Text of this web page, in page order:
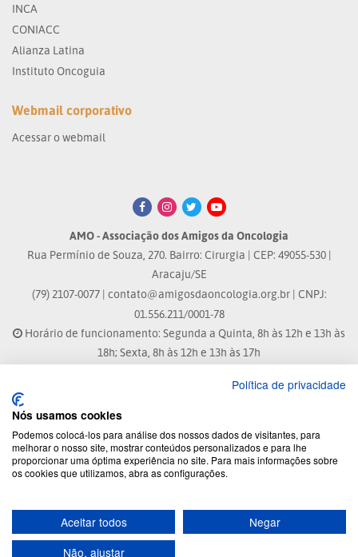
INCA
CONIACC
Alianza Latina
Instituto Oncoguia
Webmail corporativo
Acessar o webmail
AMO - Associação dos Amigos da Oncologia
Rua Permínio de Souza, 270. Bairro: Cirurgia | CEP: 49055-530 |
Aracaju/SE
(79) 2107-0077 | contato@amigosdaoncologia.org.br| CNPJ:
01.556.211/0001-78
Horário de funcionamento: Segunda a Quinta, 8h às 12h e 13h às
18h; Sexta, 8h às 12h e 13h às 17h
Site atualizado em: 04/08/2026 às 10:33h
® Marca Registrada
© 2026 - Todos os direitos reservados.
Desenvolvido por:
Política de privacidade
Nós usamos cookies
Podemos colocá-los para análise dos nossos dados de visitantes, para
melhorar o nosso site, mostrar conteúdos personalizados e para lhe
proporcionar uma óptima experiência no site. Para mais informações sobre
os cookies que utilizamos, abra as configurações.
Aceitar todos
Negar
Não, ajustar